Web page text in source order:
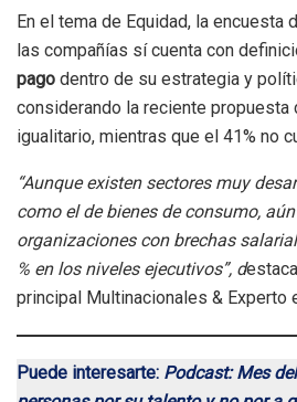
En el tema de Equidad, la encuesta
las compañías sí cuenta con
pago dentro de su estrategia y
considerando la reciente propuesta
igualitario, mientras que el 41% no
“Aunque existen sectores muy
como el de bienes de consumo,
organizaciones con brechas
% en los niveles ejecutivos”, d
principal Multinacionales &
Puede interesarte: Podcast: Mes